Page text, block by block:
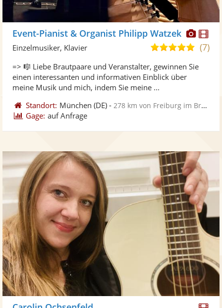
Fotos
Event-Pianist & Organist Philipp Watzek
5,0
5
(7)
Einzelmusiker, Klavier
=> 🎼 Liebe Brautpaare und Veranstalter, gewinnen Sie
einen interessanten und informativen Einblick über
meine Musik und mich, indem Sie meine ...
Standort: München (DE) - 278 km von Freiburg im Breisgau
Gage: auf Anfrage